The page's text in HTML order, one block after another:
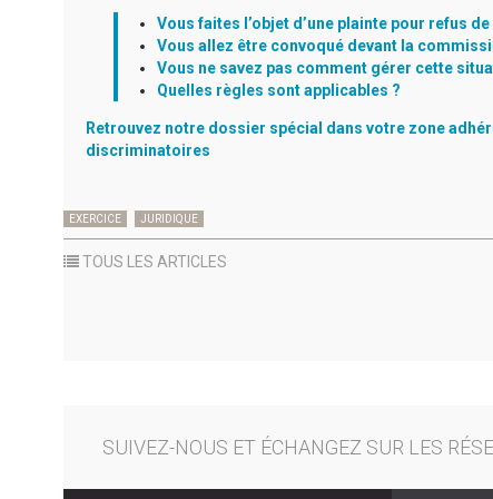
Vous faites l’objet d’une plainte pour refus
Vous allez être convoqué devant la
Vous ne savez pas comment gérer cette
Quelles règles sont applicables ?
Retrouvez notre dossier spécial dans votre zone
discriminatoires
EXERCICE JURIDIQUE
TOUS LES ARTICLES
SUIVEZ-NOUS ET ÉCHANGEZ SUR LES